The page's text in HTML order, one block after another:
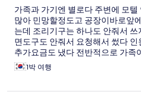
가족과 가기엔 별로다 주변에 모
많아 민망할정도고 공장이바로앞
는데 조리기구는 하나도 안줘서
면도구도 안줘서 요청해서 썼다
추가요금도 냈다 전반적으로 가
1박 여행